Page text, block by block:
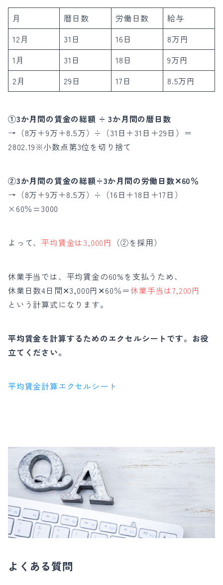
月 暦日数 労働日数
給与
12月
31日 16日
8万円
1月
31日 18日
9万円
2月
29日 17日 8.5万円
①3か月間の賃金の総額 ÷ 3か月間の暦日数
→（8万＋9万＋8.5万）÷（31日＋31日＋29日）＝
2802.19※小数点第3位を切り捨て
②3か月間の賃金の総額÷3か月間の労働日数✕60％
→（8万＋9万＋8.5万）÷（16日＋18日＋17日）
×60％=3000
よって、平均賃金は3,000円 （②を採用）
休業手当では、平均賃金の60%を支払うため、
休業日数4日間✕3,000円✕60％＝休業手当は7,200円
という計算式になります。
平均賃金を計算するためのエクセルシートです。お役
立てください。
平均賃金計算エクセルシート
よくある質問